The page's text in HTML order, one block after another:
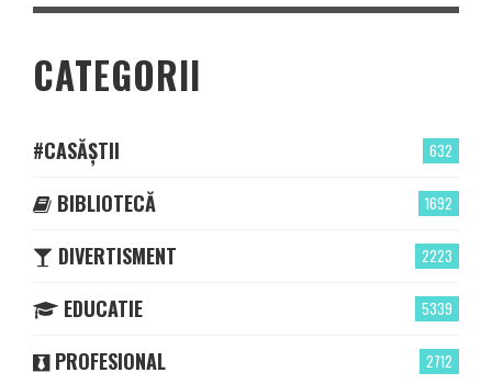
CATEGORII
632
#CASĂȘTII
1692
BIBLIOTECĂ
2223
DIVERTISMENT
5339
EDUCATIE
2712
PROFESIONAL